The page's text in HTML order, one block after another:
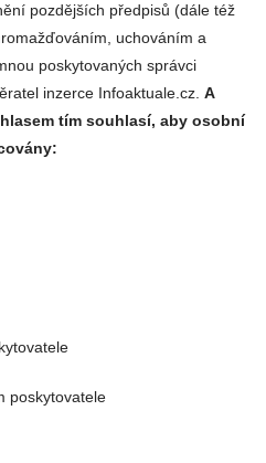
pozdějších předpisů (dále též
uchováním a
poskytovaných správci
inzerce Infoaktuale.cz. A
tím souhlasí, aby osobní
poskytovatele